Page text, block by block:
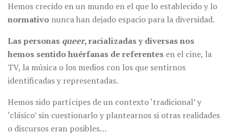
Hemos crecido en un mundo en el que lo establecido y lo
normativo nunca han dejado espacio para la diversidad.
Las personas queer, racializadas y diversas nos
hemos sentido huérfanas de referentes en el cine, la
TV, la música o los medios con los que sentirnos
identificadas y representadas.
Hemos sido partícipes de un contexto ‘tradicional’ y
‘clásico’ sin cuestionarlo y plantearnos si otras realidades
o discursos eran posibles…